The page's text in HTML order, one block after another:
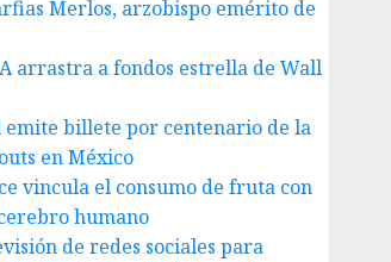
Merlos, arzobispo emérito de
arrastra a fondos estrella de Wall
billete por centenario de la
en México
vincula el consumo de fruta con
humano
de redes sociales para